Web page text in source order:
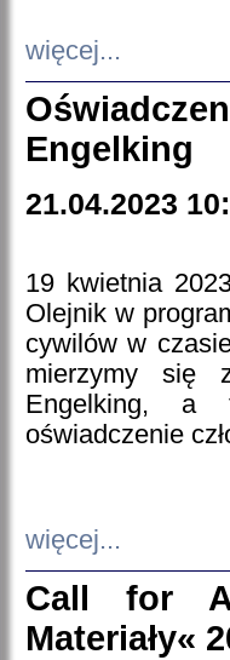
więcej...
Engelking
21.04.2023
19 kwietnia
Olejnik w
cywilów w
mierzymy się
Engelking, a
oświadczenie
więcej...
Call for
Materiały«